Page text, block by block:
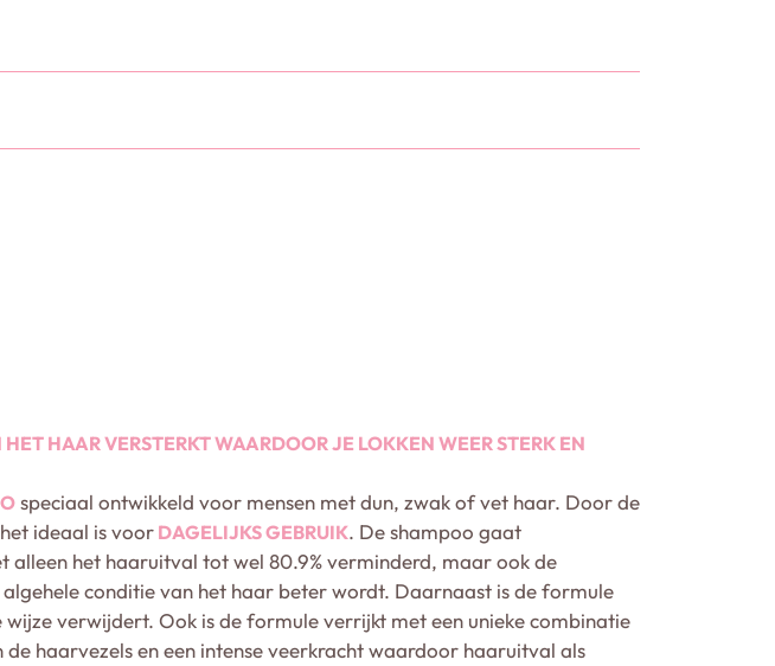
HAAR VERSTERKT WAARDOOR JE LOKKEN WEER STERK EN
speciaal ontwikkeld voor mensen met dun, zwak of vet haar. Door de
ideaal is voorDAGELIJKS GEBRUIK. De shampoo gaat
het haaruitval tot wel 80.9% verminderd, maar ook de
conditie van het haar beter wordt. Daarnaast is de formule
verwijdert. Ook is de formule verrijkt met een unieke combinatie
haarvezels en een intense veerkracht waardoor haaruitval als